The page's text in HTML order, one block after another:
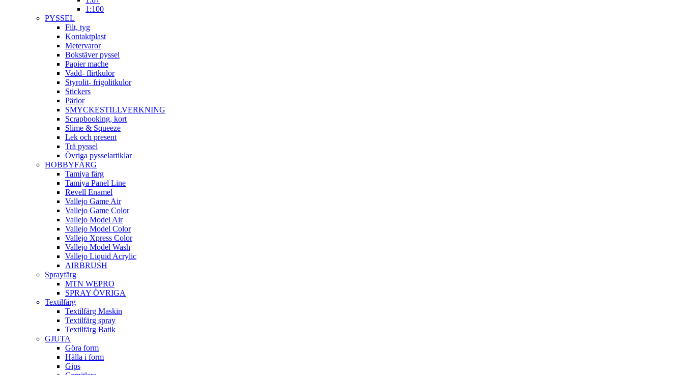
1:100
PYSSEL
Filt, tyg
Kontaktplast
Metervaror
Bokstäver pyssel
Papier mache
Vadd- flirtkulor
Styrolit- frigolitkulor
Stickers
Pärlor
SMYCKESTILLVERKNING
Scrapbooking, kort
Slime & Squeeze
Lek och present
Trä pyssel
Övriga pysselartiklar
HOBBYFÄRG
Tamiya färg
Tamiya Panel Line
Revell Enamel
Vallejo Game Air
Vallejo Game Color
Vallejo Model Air
Vallejo Model Color
Vallejo Xpress Color
Vallejo Model Wash
Vallejo Liquid Acrylic
AIRBRUSH
Sprayfärg
MTN WEPRO
SPRAY ÖVRIGA
Textilfärg
Textilfärg Maskin
Textilfärg spray
Textilfärg Batik
GJUTA
Göra form
Hälla i form
Gips